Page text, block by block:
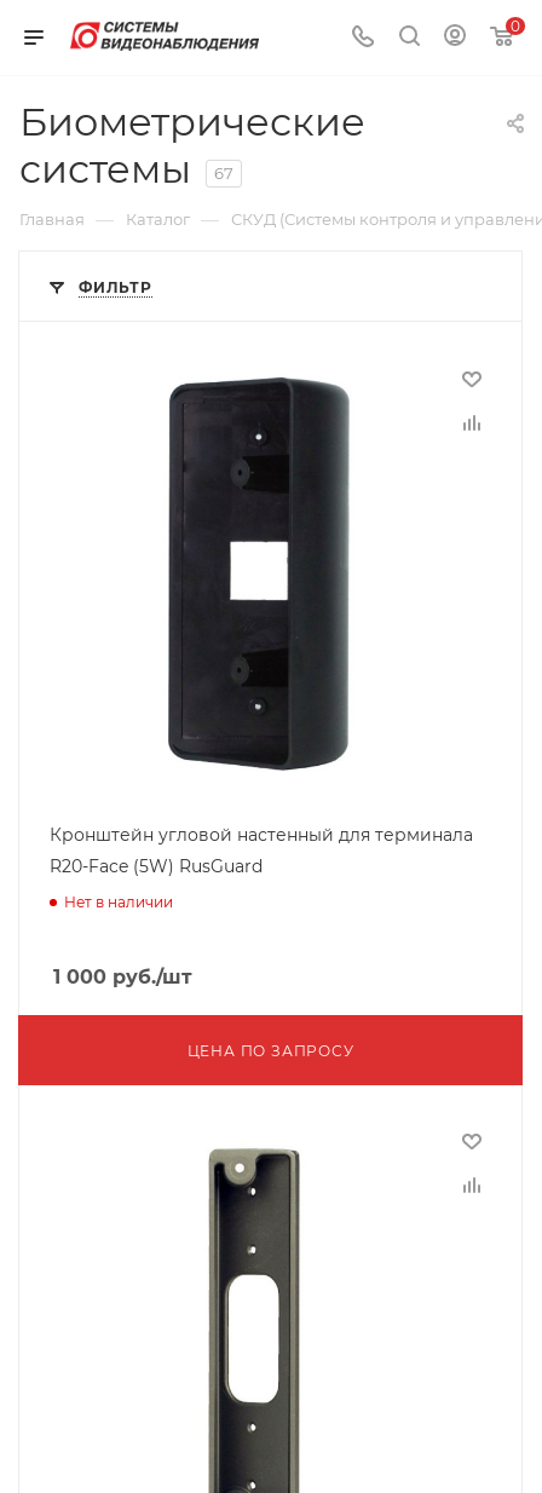
0
Биометрические
системы
67
Главная — Каталог — СКУД (Системы контроля и
ФИЛЬТР
Кронштейн угловой настенный для терминала
R20-Face (5W) RusGuard
Нет в наличии
1 000 руб./шт
ЦЕНА ПО ЗАПРОСУ